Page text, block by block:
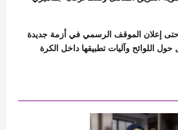
إعلان الموقف الرسمي في أزمة جديدة
اللوائح وآليات تطبيقها داخل الكرة